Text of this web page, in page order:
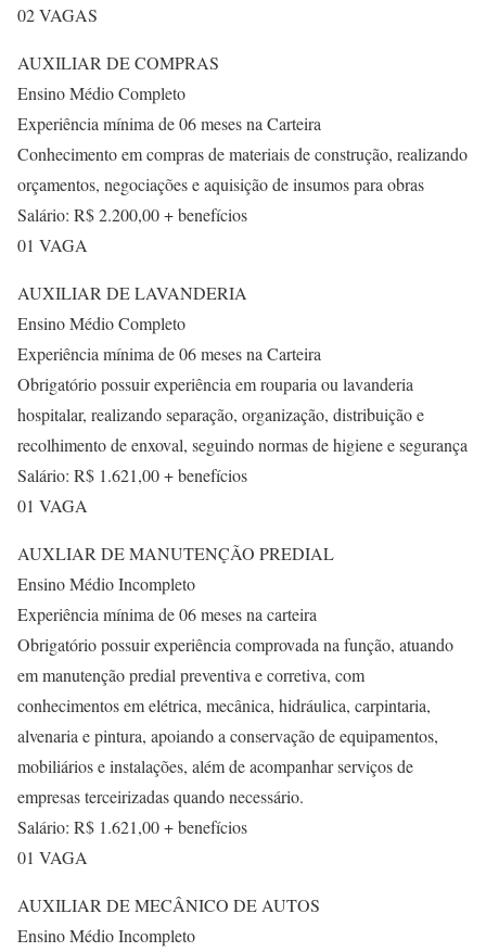
02 VAGAS
AUXILIAR DE COMPRAS
Ensino Médio Completo
Experiência mínima de 06 meses na Carteira
Conhecimento em compras de materiais de construção, realizando
orçamentos, negociações e aquisição de insumos para obras
Salário: R$ 2.200,00 + benefícios
01 VAGA
AUXILIAR DE LAVANDERIA
Ensino Médio Completo
Experiência mínima de 06 meses na Carteira
Obrigatório possuir experiência em rouparia ou lavanderia
hospitalar, realizando separação, organização, distribuição e
recolhimento de enxoval, seguindo normas de higiene e segurança
Salário: R$ 1.621,00 + benefícios
01 VAGA
AUXLIAR DE MANUTENÇÃO PREDIAL
Ensino Médio Incompleto
Experiência mínima de 06 meses na carteira
Obrigatório possuir experiência comprovada na função, atuando
em manutenção predial preventiva e corretiva, com
conhecimentos em elétrica, mecânica, hidráulica, carpintaria,
alvenaria e pintura, apoiando a conservação de equipamentos,
mobiliários e instalações, além de acompanhar serviços de
empresas terceirizadas quando necessário.
Salário: R$ 1.621,00 + benefícios
01 VAGA
AUXILIAR DE MECÂNICO DE AUTOS
Ensino Médio Incompleto